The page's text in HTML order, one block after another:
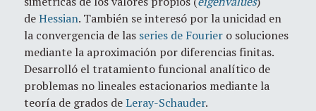
deHessian. También se interesó por la unicidad en
la convergencia de las series de Fourier o soluciones
mediante la aproximación por diferencias finitas.
Desarrolló el tratamiento funcional analítico de
problemas no lineales estacionarios mediante la
teoría de grados deLeray-Schauder.